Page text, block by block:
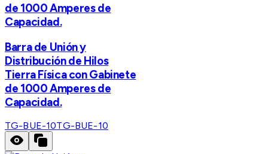
de 1000 Amperes de
Capacidad.
Barra de Unión y
Distribución de Hilos
Tierra Física con Gabinete
de 1000 Amperes de
Capacidad.
TG-BUE-10TG-BUE-10